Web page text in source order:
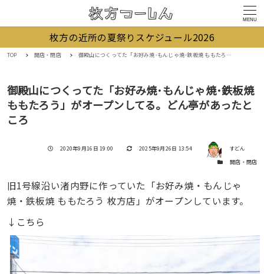
MENU
枚方の近所の夏祭りスケジュール2026
TOP 開店・閉店 御殿山につくってた「お好み焼･もんじゃ焼･鉄板焼 ももたろう」がオープンしてる。どん亭があったところ
御殿山につくってた「お好み焼･もんじゃ焼･鉄板焼
ももたろう」がオープンしてる。どん亭があったと
ころ
投稿日
2020年9月16日 19:00 更新日
2025年9月26日 13:54 著者
すどん
カテゴリー開店・閉店
旧1号線沿い渚内野に作っていた「お好み焼・もんじゃ
焼・鉄板焼 ももたろう 枚方店」がオープンしています。
↓こちら